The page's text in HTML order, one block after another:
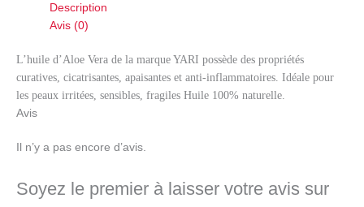
Description
Avis (0)
L’huile d’Aloe Vera de la marque YARI possède des propriétés
curatives, cicatrisantes, apaisantes et anti-inflammatoires. Idéale pour
les peaux irritées, sensibles, fragiles Huile 100% naturelle.
Avis
Il n’y a pas encore d’avis.
Soyez le premier à laisser votre avis sur